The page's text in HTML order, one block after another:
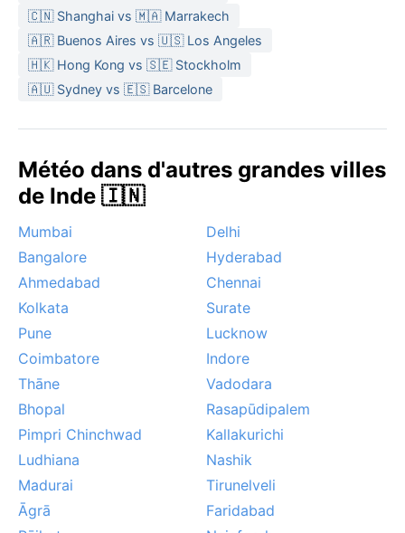
pour les nuits d’hiver.
Le meilleur moment pour visiter Kulti d’un point de vue
météorologique est l’hiver, de novembre à février,
quand le ciel est dégagé et les températures
vents chauds et poussiéreux qui soufflent en mai et
mousson, bien que rafraîchissante, peut provoquer
des inondations localisées. Évitez les étés
extrême.
🇨🇳 Shanghai vs 🇲🇦 Marrakech
🇦🇷 Buenos Aires vs 🇺🇸 Los Angeles
🇭🇰 Hong Kong vs 🇸🇪 Stockholm
🇦🇺 Sydney vs 🇪🇸 Barcelone
Météo dans d'autres grandes villes
de Inde 🇮🇳
Mumbai
Delhi
Bangalore
Hyderabad
Ahmedabad
Chennai
Kolkata
Surate
Pune
Lucknow
Coimbatore
Indore
Thāne
Vadodara
Bhopal
Rasapūdipalem
Pimpri Chinchwad
Kallakurichi
Ludhiana
Nashik
Madurai
Tirunelveli
Āgrā
Faridabad